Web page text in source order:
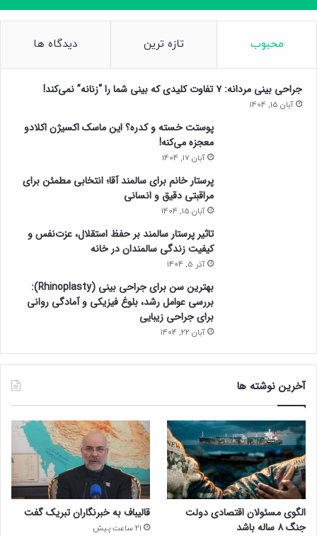
محبوب تازه ترین دیدگاه ها
جراحی بینی مردانه: ۷ تفاوت کلیدی که بینی شما را “زنانه” نمی‌کند!
آبان 15, 1404
پوستت خسته و کدره؟ این ماسک اکسیژن اکلادو
معجزه می‌کنه!
آبان 17, 1404
پرستار خانم برای سالمند آقا؛ انتخابی مطمئن برای
مراقبتی دقیق و انسانی
آبان 15, 1404
تاثیر پرستار سالمند بر حفظ استقلال، عزت‌نفس و
کیفیت زندگی سالمندان در خانه
آذر 5, 1404
بهترین سن برای جراحی بینی (Rhinoplasty):
بررسی عوامل رشد، بلوغ فیزیکی و آمادگی روانی
برای جراحی زیبایی
آبان 22, 1404
آخرین نوشته ها
الگوی مسئولان اقتصادی دولت
جنگ ۸ ساله باشد
قالیباف به خبرنگاران تبریک گفت
21 ساعت پیش